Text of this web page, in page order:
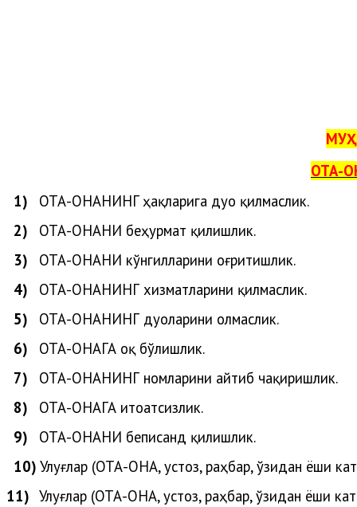
ОТА-
1)
ОТА-ОНАНИНГҳақларига дуо қилмаслик.
2)
ОТА-ОНАНИ беҳурмат қилишлик.
3)
ОТА-ОНАНИ кўнгилларини оғритишлик.
4)
ОТА-ОНАНИНГ хизматларини қилмаслик.
5)
ОТА-ОНАНИНГ дуоларини олмаслик.
6)
ОТА-ОНАГА оқ бўлишлик.
7)
ОТА-ОНАНИНГ номларини айтиб чақиришлик.
8)
ОТА-ОНАГА итоатсизлик.
9)
ОТА-ОНАНИ беписанд қилишлик.
10) Улуғлар (ОТА-ОНА, устоз, раҳбар, ўзидан ёши
11) Улуғлар (ОТА-ОНА, устоз, раҳбар, ўзидан ёши